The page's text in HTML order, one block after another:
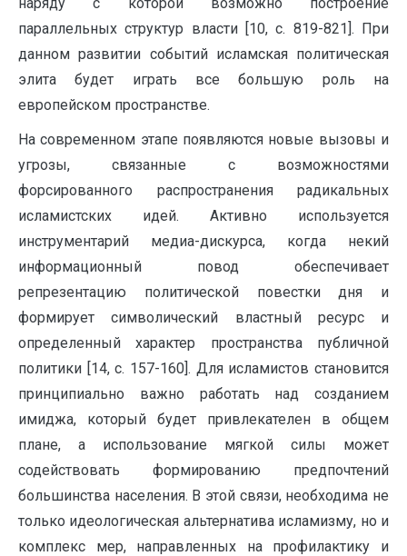
параллельных структур власти [10, c. 819-821]. При
данном развитии событий исламская политическая
элита будет играть все большую роль на
европейском пространстве.
На современном этапе появляются новые вызовы и
угрозы, связанные с возможностями
форсированного распространения радикальных
исламистских идей. Активно используется
инструментарий медиа-дискурса, когда некий
информационный повод обеспечивает
репрезентацию политической повестки дня и
формирует символический властный ресурс и
определенный характер пространства публичной
политики [14, c. 157-160]. Для исламистов становится
принципиально важно работать над созданием
имиджа, который будет привлекателен в общем
плане, а использование мягкой силы может
содействовать формированию предпочтений
большинства населения. В этой связи, необходима не
только идеологическая альтернатива исламизму, но и
комплекс мер, направленных на профилактику и